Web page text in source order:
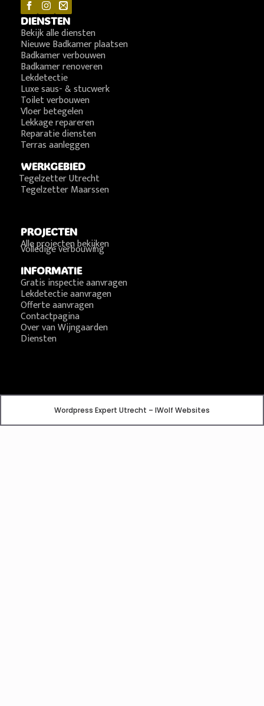
DIENSTEN
Bekijk alle diensten
Nieuwe Badkamer plaatsen
Badkamer verbouwen
Badkamer renoveren
Lekdetectie
Luxe saus- & stucwerk
Toilet verbouwen
Vloer betegelen
Lekkage repareren
Reparatie diensten
Terras aanleggen
WERKGEBIED
Tegelzetter Utrecht
Tegelzetter Maarssen
PROJECTEN
Alle projecten bekijken
Volledige verbouwing
INFORMATIE
Gratis inspectie aanvragen
Lekdetectie aanvragen
Offerte aanvragen
Contactpagina
Over van Wijngaarden
Diensten
Wordpress Expert Utrecht – IWolf Websites